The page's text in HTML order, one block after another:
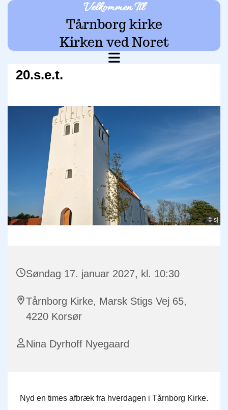
Velkommen Til
Tårnborg kirke
Kirken ved Noret
20.s.e.t.
© sj
Søndag 17. januar 2027, kl. 10:30
Tårnborg Kirke, Marsk Stigs Vej 65,
4220 Korsør
Nina Dyrhoff Nyegaard
Nyd en times afbræk fra hverdagen i Tårnborg Kirke.